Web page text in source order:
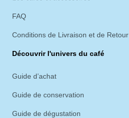
FAQ
Conditions de Livraison et de Retour
Découvrir l'univers du café
Guide d’achat
Guide de conservation
Guide de dégustation